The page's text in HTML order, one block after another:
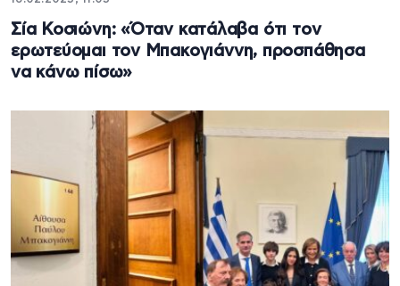
Σία Κοσιώνη: «Όταν κατάλαβα ότι τον
ερωτεύομαι τον Μπακογιάννη, προσπάθησα
να κάνω πίσω»